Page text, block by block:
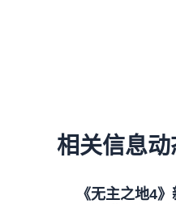
相关信息
《无主之地4